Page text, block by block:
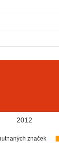
značek
2012